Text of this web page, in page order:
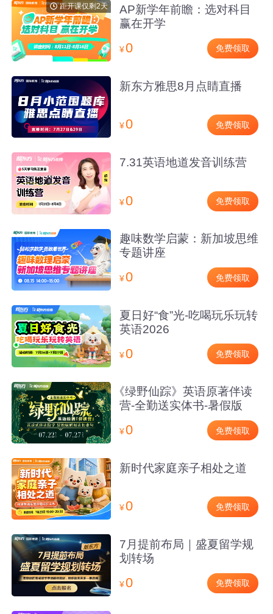
距开课仅剩2天
AP新学年前瞻：选对科目
赢在开学
¥0 免费领取
新东方雅思8月点睛直播
¥0 免费领取
7.31英语地道发音训练营
¥0 免费领取
趣味数学启蒙：新加坡思维
专题讲座
¥0 免费领取
夏日好“食”光-吃喝玩乐玩转
英语2026
¥0 免费领取
《绿野仙踪》英语原著伴读
营-全勤送实体书-暑假版
¥0 免费领取
新时代家庭亲子相处之道
¥0 免费领取
7月提前布局｜盛夏留学规
划转场
¥0 免费领取